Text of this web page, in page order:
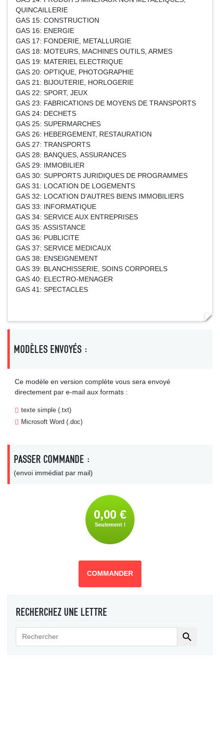
QUINCAILLERIE
GAS 15: CONSTRUCTION
GAS 16: ENERGIE
GAS 17: FONDERIE, METALLURGIE
GAS 18: MOTEURS, MACHINES OUTILS, ARMES
GAS 19: MATERIEL ELECTRIQUE
GAS 20: OPTIQUE, PHOTOGRAPHIE
GAS 21: BIJOUTERIE, HORLOGERIE
GAS 22: SPORT, JEUX
GAS 23: FABRICATIONS DE MOYENS DE TRANSPORTS
GAS 24: DECHETS
GAS 25: SUPERMARCHES
GAS 26: HEBERGEMENT, RESTAURATION
GAS 27: TRANSPORTS
GAS 28: BANQUES, ASSURANCES
GAS 29: IMMOBILIER
GAS 30: SUPPORTS JURIDIQUES DE PROGRAMMES
GAS 31: LOCATION DE LOGEMENTS
GAS 32: LOCATION D'AUTRES BIENS IMMOBILIERS
GAS 33: INFORMATIQUE
GAS 34: SERVICE AUX ENTREPRISES
GAS 35: ASSISTANCE
GAS 36: PUBLICITE
GAS 37: SERVICE MEDICAUX
GAS 38: ENSEIGNEMENT
GAS 39: BLANCHISSERIE, SOINS CORPORELS
GAS 40: ELECTRO-MENAGER
GAS 41: SPECTACLES
MODÈLES ENVOYÉS :
Ce modèle en version complète vous sera envoyé
directement par e-mail aux formats :
texte simple (.txt)
Microsoft Word (.doc)
PASSER COMMANDE :
(envoi immédiat par mail)
0,00 €
Seulement !
COMMANDER
RECHERCHEZ UNE LETTRE
